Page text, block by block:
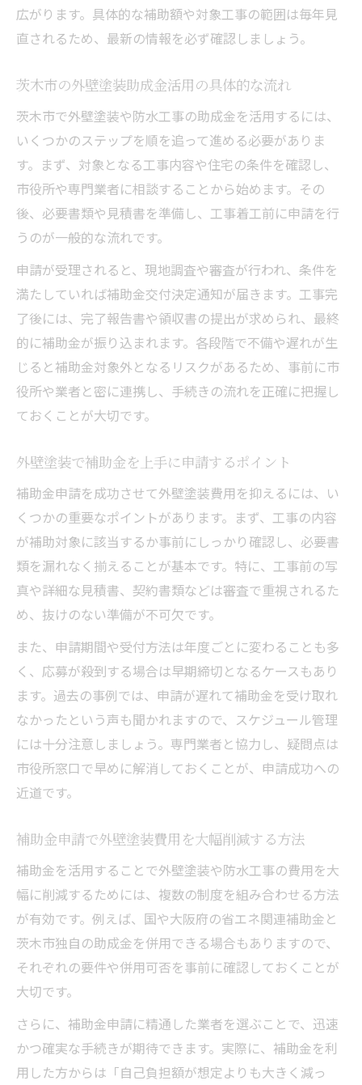
広がります。具体的な補助額や対象工事の範囲は毎年見
直されるため、最新の情報を必ず確認しましょう。
茨木市の外壁塗装助成金活用の具体的な流れ
茨木市で外壁塗装や防水工事の助成金を活用するには、
いくつかのステップを順を追って進める必要がありま
す。まず、対象となる工事内容や住宅の条件を確認し、
市役所や専門業者に相談することから始めます。その
後、必要書類や見積書を準備し、工事着工前に申請を行
うのが一般的な流れです。
申請が受理されると、現地調査や審査が行われ、条件を
満たしていれば補助金交付決定通知が届きます。工事完
了後には、完了報告書や領収書の提出が求められ、最終
的に補助金が振り込まれます。各段階で不備や遅れが生
じると補助金対象外となるリスクがあるため、事前に市
役所や業者と密に連携し、手続きの流れを正確に把握し
ておくことが大切です。
外壁塗装で補助金を上手に申請するポイント
補助金申請を成功させて外壁塗装費用を抑えるには、い
くつかの重要なポイントがあります。まず、工事の内容
が補助対象に該当するか事前にしっかり確認し、必要書
類を漏れなく揃えることが基本です。特に、工事前の写
真や詳細な見積書、契約書類などは審査で重視されるた
め、抜けのない準備が不可欠です。
また、申請期間や受付方法は年度ごとに変わることも多
く、応募が殺到する場合は早期締切となるケースもあり
ます。過去の事例では、申請が遅れて補助金を受け取れ
なかったという声も聞かれますので、スケジュール管理
には十分注意しましょう。専門業者と協力し、疑問点は
市役所窓口で早めに解消しておくことが、申請成功への
近道です。
補助金申請で外壁塗装費用を大幅削減する方法
補助金を活用することで外壁塗装や防水工事の費用を大
幅に削減するためには、複数の制度を組み合わせる方法
が有効です。例えば、国や大阪府の省エネ関連補助金と
茨木市独自の助成金を併用できる場合もありますので、
それぞれの要件や併用可否を事前に確認しておくことが
大切です。
さらに、補助金申請に精通した業者を選ぶことで、迅速
かつ確実な手続きが期待できます。実際に、補助金を利
用した方からは「自己負担額が想定よりも大きく減っ